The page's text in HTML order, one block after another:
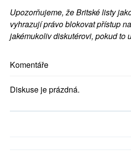
Upozorňujeme, že Britské listy
vyhrazují právo blokovat přístup
jakémukoliv diskutérovi, pokud to
Komentáře
Diskuse je prázdná.